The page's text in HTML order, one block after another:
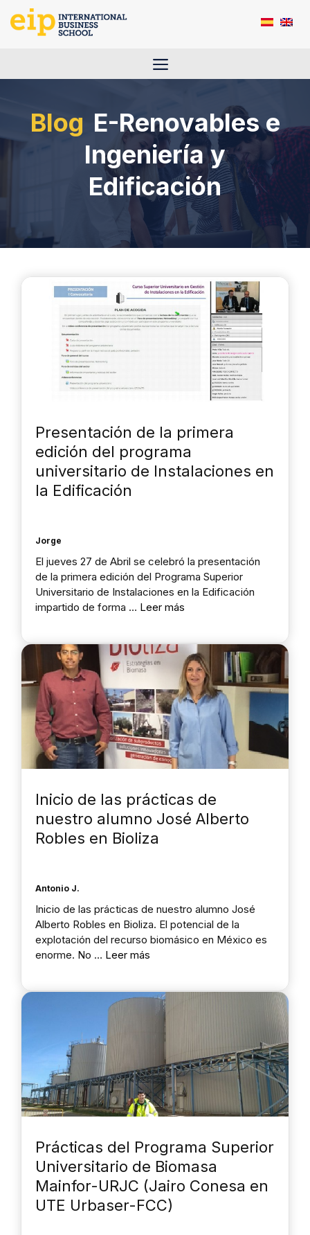
Saltar
Menú
E-Renovables e
Ingeniería y
Edificación
Presentación de la primera
edición del programa
universitario de Instalaciones en
la Edificación
Jorge
El jueves 27 de Abril se celebró la presentación
de la primera edición del Programa Superior
Universitario de Instalaciones en la Edificación
impartido de forma … Leer más
Inicio de las prácticas de
nuestro alumno José Alberto
Robles en Bioliza
Antonio J.
Inicio de las prácticas de nuestro alumno José
Alberto Robles en Bioliza. El potencial de la
explotación del recurso biomásico en México es
enorme. No … Leer más
Prácticas del Programa Superior
Universitario de Biomasa
Mainfor-URJC (Jairo Conesa en
UTE Urbaser-FCC)